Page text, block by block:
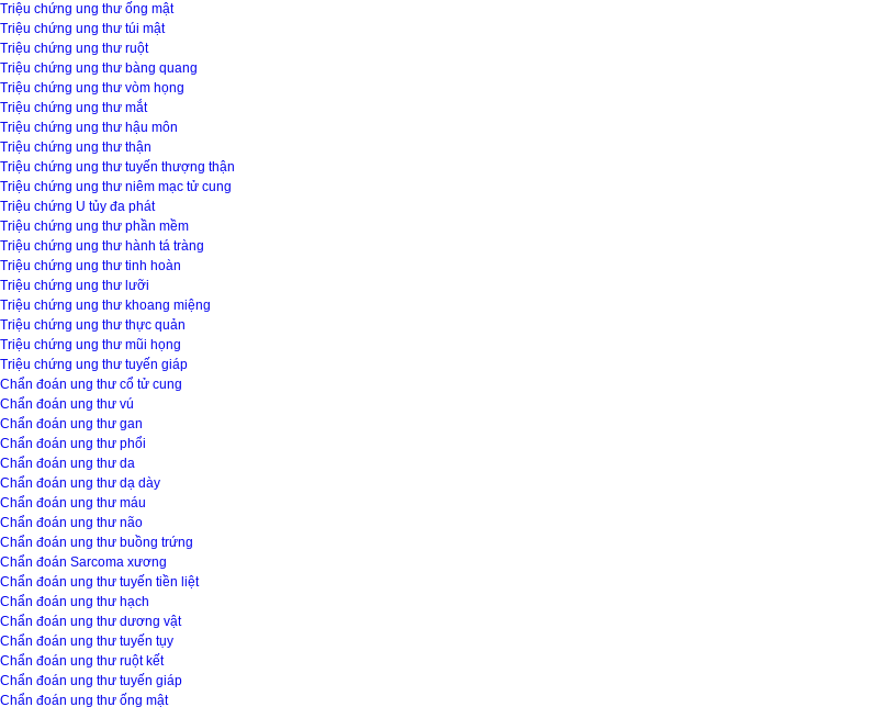
Triệu chứng ung thư ống mật
Triệu chứng ung thư túi mật
Triệu chứng ung thư ruột
Triệu chứng ung thư bàng quang
Triệu chứng ung thư vòm họng
Triệu chứng ung thư mắt
Triệu chứng ung thư hậu môn
Triệu chứng ung thư thận
Triệu chứng ung thư tuyến thượng thận
Triệu chứng ung thư niêm mạc tử cung
Triệu chứng U tủy đa phát
Triệu chứng ung thư phần mềm
Triệu chứng ung thư hành tá tràng
Triệu chứng ung thư tinh hoàn
Triệu chứng ung thư lưỡi
Triệu chứng ung thư khoang miệng
Triệu chứng ung thư thực quản
Triệu chứng ung thư mũi họng
Triệu chứng ung thư tuyến giáp
Chẩn đoán ung thư cổ tử cung
Chẩn đoán ung thư vú
Chẩn đoán ung thư gan
Chẩn đoán ung thư phổi
Chẩn đoán ung thư da
Chẩn đoán ung thư dạ dày
Chẩn đoán ung thư máu
Chẩn đoán ung thư não
Chẩn đoán ung thư buồng trứng
Chẩn đoán Sarcoma xương
Chẩn đoán ung thư tuyến tiền liệt
Chẩn đoán ung thư hạch
Chẩn đoán ung thư dương vật
Chẩn đoán ung thư tuyến tụy
Chẩn đoán ung thư ruột kết
Chẩn đoán ung thư tuyến giáp
Chẩn đoán ung thư ống mật